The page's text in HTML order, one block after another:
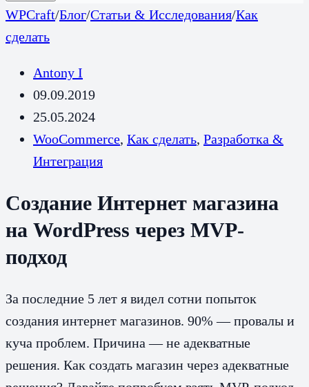
WPCraft/Блог/Статьи & Исследования/Как
сделать
Antony I
09.09.2019
25.05.2024
WooCommerce, Как сделать, Разработка &
Интеграция
Создание Интернет магазина
на WordPress через MVP-
подход
За последние 5 лет я видел сотни попыток
создания интернет магазинов. 90% — провалы и
куча проблем. Причина — не адекватные
решения. Как создать магазин через адекватные